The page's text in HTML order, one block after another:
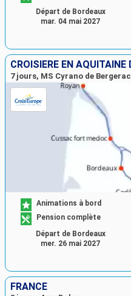
Départ de Bordeaux
mar. 04 mai 2027
7 jours, MS Cyrano de Bergerac
Animations à bord
Pension complète
Départ de Bordeaux
mer. 26 mai 2027
FRANCE